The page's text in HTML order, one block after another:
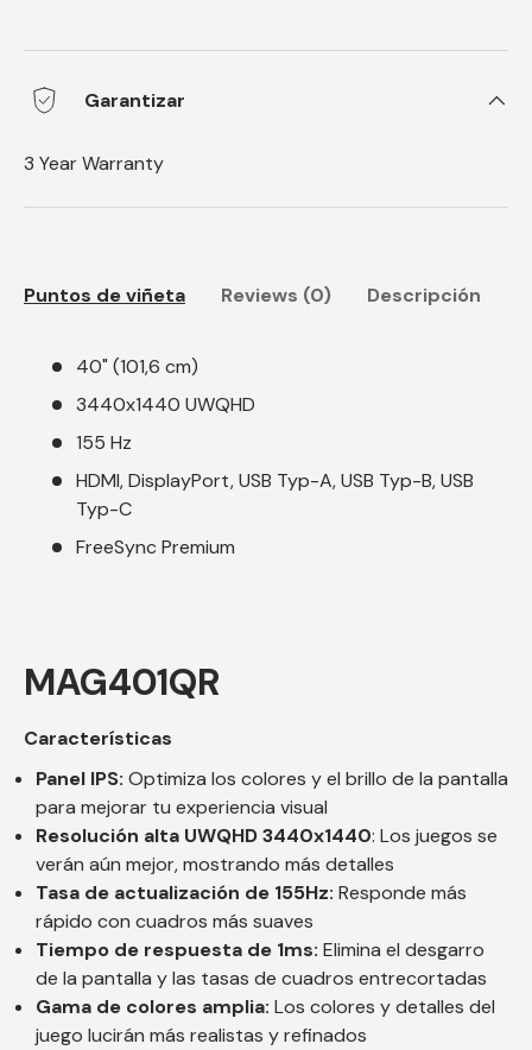
Garantizar
3 Year Warranty
Puntos de viñeta Reviews (0) Descripción
40" (101,6 cm)
3440x1440 UWQHD
155 Hz
HDMI, DisplayPort, USB Typ-A, USB Typ-B, USB
Typ-C
FreeSync Premium
MAG401QR
Características
Panel IPS: Optimiza los colores y el brillo de la pantalla
para mejorar tu experiencia visual
Resolución alta UWQHD 3440x1440: Los juegos se
verán aún mejor, mostrando más detalles
Tasa de actualización de 155Hz: Responde más
rápido con cuadros más suaves
Tiempo de respuesta de 1ms: Elimina el desgarro
de la pantalla y las tasas de cuadros entrecortadas
Gama de colores amplia: Los colores y detalles del
juego lucirán más realistas y refinados